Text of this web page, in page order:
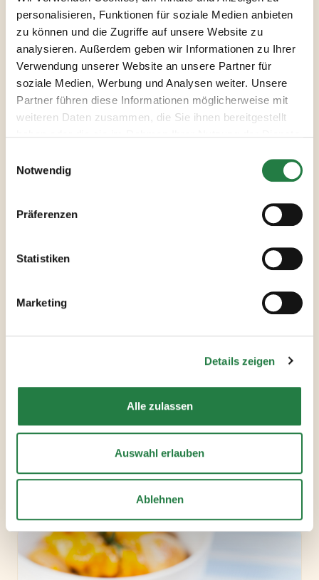
personalisieren, Funktionen für soziale Medien anbieten
zu können und die Zugriffe auf unsere Website zu
analysieren. Außerdem geben wir Informationen zu Ihrer
Verwendung unserer Website an unsere Partner für
soziale Medien, Werbung und Analysen weiter. Unsere
Partner führen diese Informationen möglicherweise mit
weiteren Daten zusammen, die Sie ihnen bereitgestellt
Notwendig
Präferenzen
Statistiken
Marketing
Details zeigen
Alle zulassen
Auswahl erlauben
Ablehnen
Fischknusperle auf buntem Salat
mit Joghurtdressing
Zitronenrisotto mit Räucherlachs
Gefüllte Hähnchenbrust mit